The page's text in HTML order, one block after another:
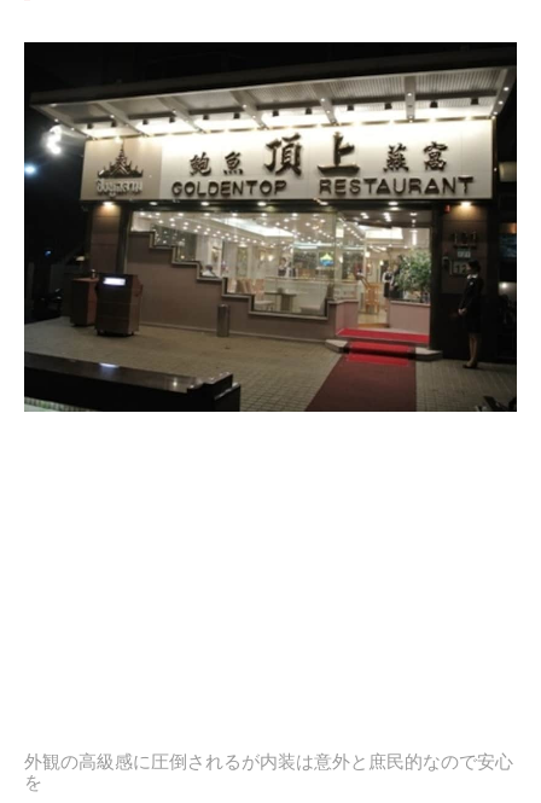
外観の高級感に圧倒されるが内装は意外と庶民的なので安心
を